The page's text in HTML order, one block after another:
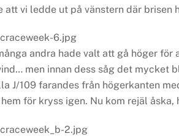
att vi ledde ut på vänstern där brisen
andra hade valt att gå höger
men innan dess såg det mycket
J/109 farandes från högerkanten
för kryss igen. Nu kom rejäl